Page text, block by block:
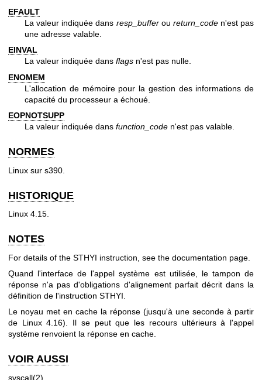
EFAULT
La valeur indiquée dans resp_bufferou return_coden'est pas
une adresse valable.
EINVAL
La valeur indiquée dans flags n'est pas nulle.
ENOMEM
L'allocation de mémoire pour la gestion des informations de
capacité du processeur a échoué.
EOPNOTSUPP
La valeur indiquée dans function_code n'est pas valable.
NORMES
Linux sur s390.
HISTORIQUE
Linux 4.15.
NOTES
For details of the STHYI instruction, see the documentation page
Quand l'interface de l'appel système est utilisée, le tampon de
réponse n'a pas d'obligations d'alignement parfait décrit dans la
définition de l'instruction STHYI.
Le noyau met en cache la réponse (jusqu'à une seconde à partir
de Linux 4.16). Il se peut que les recours ultérieurs à l'appel
système renvoient la réponse en cache.
VOIR AUSSI
syscall(2)